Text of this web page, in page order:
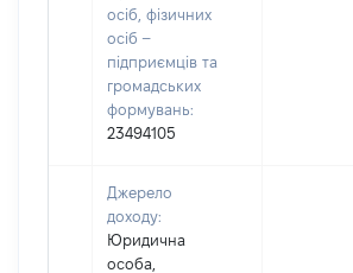
осіб, фізичних
осіб –
підприємців та
громадських
формувань:
23494105
Джерело
доходу:
Юридична
особа,